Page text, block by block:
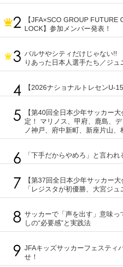
【JFA×SCO GROUP
LOCK】参加メンバー発表！
バルサやシティだけじゃない!!
りあった日本人選手たち／ジュ
【2026ナショナルトレセンU-
【第40回全日本少年サッカー
定！ マリノス、甲府、鹿島、
ノ神戸、府中新町、新座片山
「下手だからやめろ」と言われ
【第37回全日本少年サッカー
「レジスタが初優勝、大宮ジュ
サッカーで「声を出す」意味
しの“必要感”と実践法
JFAキッズサッカーフェスティ
せ！